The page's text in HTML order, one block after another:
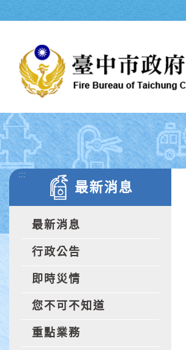
:::
最新消息
最新消息
行政公告
即時災情
您不可不知道
重點業務